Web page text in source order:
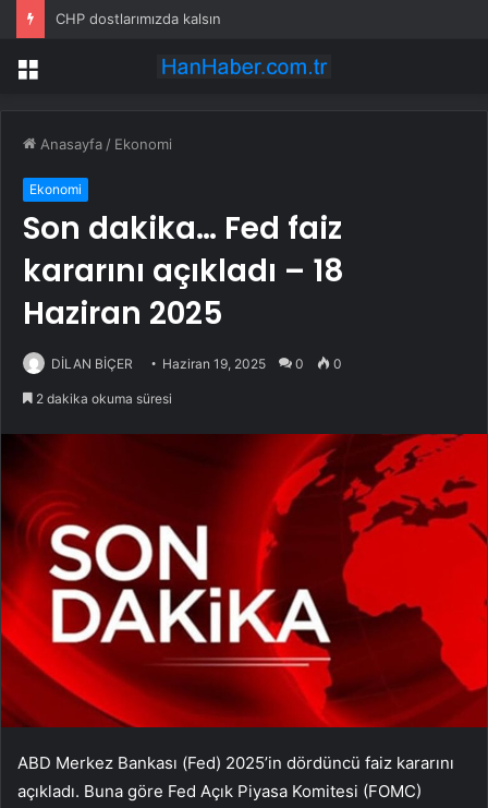
CHP dostlarımızda kalsın
Menü
Anasayfa / Ekonomi
Ekonomi
Son dakika… Fed faiz
kararını açıkladı – 18
Haziran 2025
DİLAN BİÇER Haziran 19, 2025 0 0
2 dakika okuma süresi
ABD Merkez Bankası (Fed) 2025’in dördüncü faiz kararını
açıkladı. Buna göre Fed Açık Piyasa Komitesi (FOMC)